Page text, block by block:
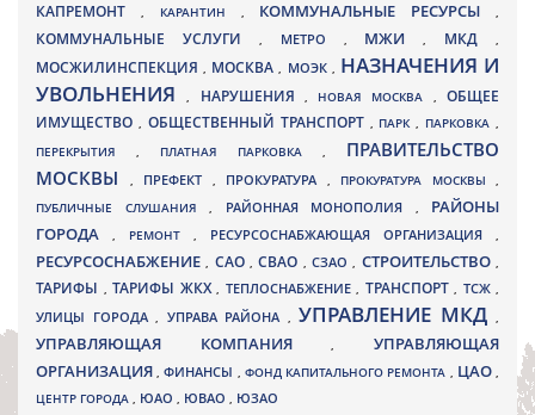
КАПРЕМОНТ , КАРАНТИН , КОММУНАЛЬНЫЕ РЕСУРСЫ,
КОММУНАЛЬНЫЕ УСЛУГИ , МЕТРО , МЖИ, МКД ,
МОСЖИЛИНСПЕКЦИЯ, МОСКВА , МОЭК , НАЗНАЧЕНИЯ И
УВОЛЬНЕНИЯ, НАРУШЕНИЯ , НОВАЯ МОСКВА ,ОБЩЕЕ
ИМУЩЕСТВО , ОБЩЕСТВЕННЫЙ ТРАНСПОРТ , ПАРК, ПАРКОВКА ,
ПЕРЕКРЫТИЯ , ПЛАТНАЯ ПАРКОВКА , ПРАВИТЕЛЬСТВО
МОСКВЫ
, ПРЕФЕКТ , ПРОКУРАТУРА , ПРОКУРАТУРА МОСКВЫ ,
ПУБЛИЧНЫЕ СЛУШАНИЯ , РАЙОННАЯ МОНОПОЛИЯ , РАЙОНЫ
ГОРОДА
, РЕМОНТ , РЕСУРСОСНАБЖАЮЩАЯ ОРГАНИЗАЦИЯ ,
РЕСУРСОСНАБЖЕНИЕ, САО,СВАО ,СЗАО, СТРОИТЕЛЬСТВО,
ТАРИФЫ , ТАРИФЫ ЖКХ , ТЕПЛОСНАБЖЕНИЕ , ТРАНСПОРТ , ТСЖ ,
УЛИЦЫ ГОРОДА , УПРАВА РАЙОНА , УПРАВЛЕНИЕ МКД ,
УПРАВЛЯЮЩАЯ КОМПАНИЯ,УПРАВЛЯЮЩАЯ
ОРГАНИЗАЦИЯ,ФИНАНСЫ , ФОНД КАПИТАЛЬНОГО РЕМОНТА , ЦАО,
ЦЕНТР ГОРОДА , ЮАО , ЮВАО , ЮЗАО